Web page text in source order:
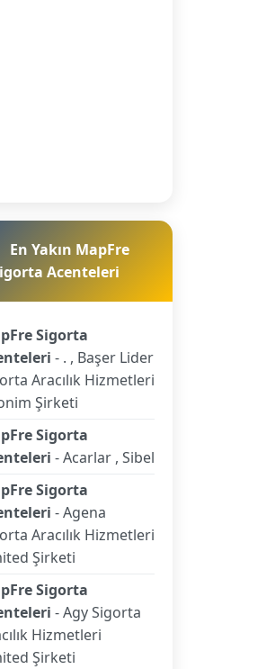
En Yakın MapFre
Acenteleri
Sigorta
- . , Başer Lider
Aracılık Hizmetleri
Şirketi
Sigorta
- Acarlar , Sibel
Sigorta
- Agena
Aracılık Hizmetleri
Şirketi
Sigorta
- Agy Sigorta
Hizmetleri
Şirketi